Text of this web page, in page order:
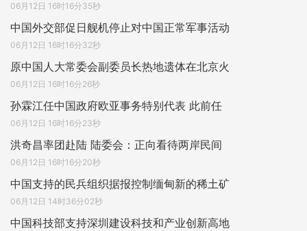
06月12日 16时16分35秒
中国外交部促日舰机停止对中国正常军事活动
06月12日 16时16分32秒
原中国人大常委会副委员长热地遗体在北京火
06月12日 16时16分26秒
孙霖江任中国政府欧亚事务特别代表 此前任
06月12日 16时16分23秒
洪奇昌率团赴陆 陆委会：正向看待两岸民间
06月12日 16时16分20秒
中国支持的民兵组织据报控制缅甸新的稀土矿
06月12日 14时36分02秒
中国科技部支持深圳建设科技和产业创新高地